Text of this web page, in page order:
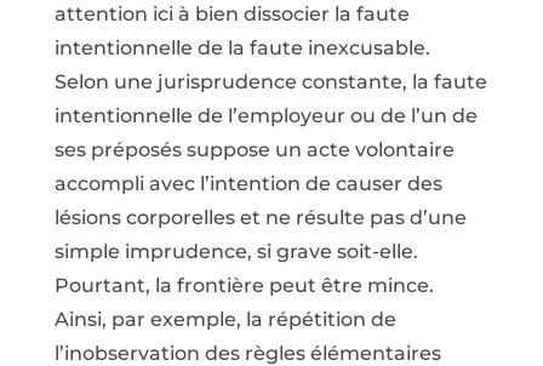
attention ici à bien dissocier la faute
intentionnelle de la faute inexcusable.
Selon une jurisprudence constante, la faute
intentionnelle de l’employeur ou de l’un de
ses préposés suppose un acte volontaire
accompli avec l’intention de causer des
lésions corporelles et ne résulte pas d’une
simple imprudence, si grave soit-elle.
Pourtant, la frontière peut être mince.
Ainsi, par exemple, la répétition de
l’inobservation des règles élémentaires